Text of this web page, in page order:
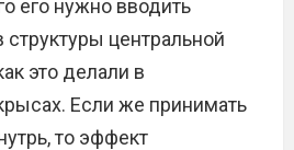
его нужно вводить
центральной
это делали в
Если же принимать
то эффект